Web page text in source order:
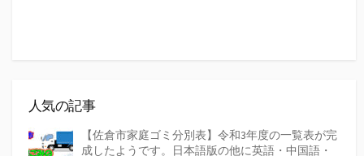
人気の記事
【佐倉市家庭ゴミ分別表】令和3年度の一覧表が完
成したようです。日本語版の他に英語・中国語・